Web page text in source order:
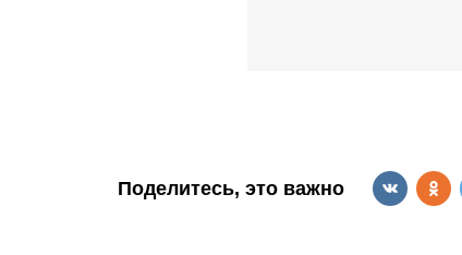
Поделитесь, это важно